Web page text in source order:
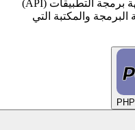
مالك القناة أنك طلبت
استخدم أمثلة الكود الجاهزة لدمج واجهة برمجة التطبيقات (API)
والمكتبة التي